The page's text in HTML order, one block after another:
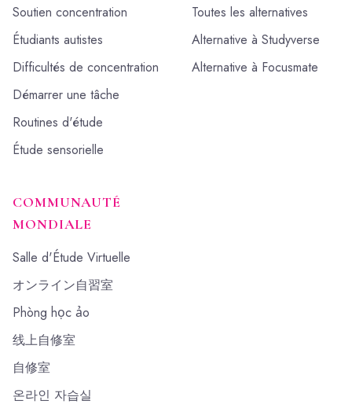
Soutien concentration
Étudiants autistes
Difficultés de concentration
Démarrer une tâche
Routines d'étude
Étude sensorielle
Toutes les alternatives
Alternative à Studyverse
Alternative à Focusmate
COMMUNAUTÉ
MONDIALE
Salle d'Étude Virtuelle
オンライン自習室
Phòng học ảo
线上自修室
自修室
온라인 자습실